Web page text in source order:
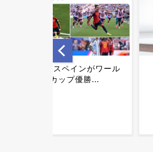
【草】アル中「水飲みたく
ない！」 グラス「はい転